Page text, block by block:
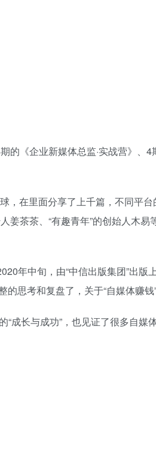
《企业新媒体总监·实战营》、
，在里面分享了上千篇，不同平
姜茶茶、“有趣青年”的创始人木
年中旬，由“中信出版集团”出版
思考和复盘了，关于“自媒体赚钱”
长与成功”，也见证了很多自媒体